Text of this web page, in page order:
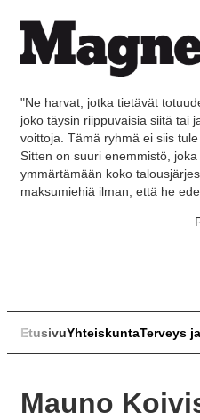
"Ne harvat, jotka tietävät
joko täysin riippuvaisia siitä tai
voittoja. Tämä ryhmä ei siis
Sitten on suuri enemmistö,
ymmärtämään koko
maksumiehiä ilman, että he
EtusivuYhteiskuntaTerveys
Mauno